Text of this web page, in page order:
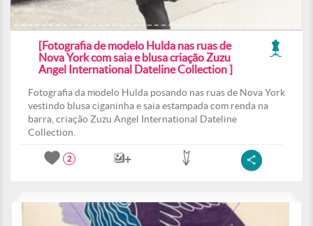
[Fotografia de modelo Hulda nas ruas de
Nova York com saia e blusa criação Zuzu
Angel International Dateline Collection ]
Fotografia da modelo Hulda posando nas ruas de Nova York
vestindo blusa ciganinha e saia estampada com renda na
barra, criação Zuzu Angel International Dateline
Collection.
2